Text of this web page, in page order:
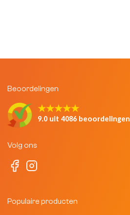
Beoordelingen
★★★★★
9.0 uit 4086 beoordelingen
Volg ons
Populaire producten